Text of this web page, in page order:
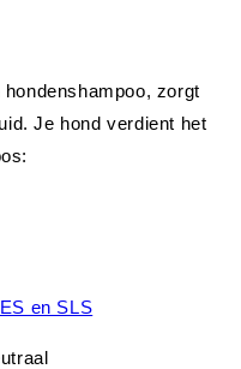
hondenshampoo, zorgt
Je hond verdient het
en SLS